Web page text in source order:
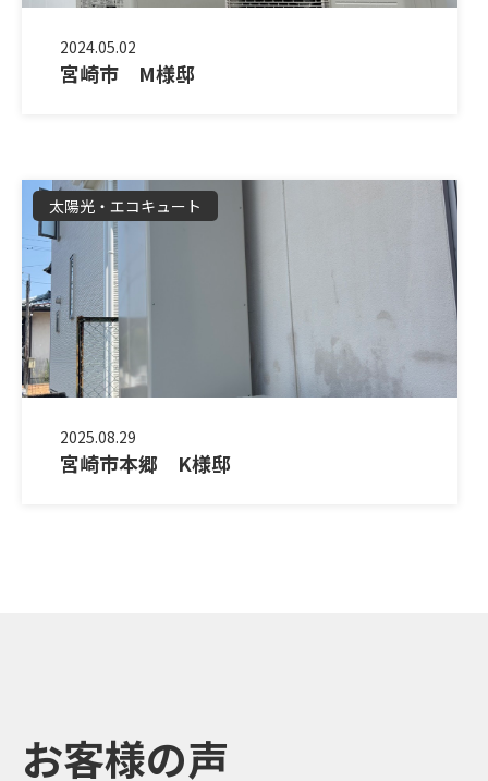
2024.05.02
宮崎市 M様邸
太陽光・エコキュート
2025.08.29
宮崎市本郷 K様邸
お客様の声